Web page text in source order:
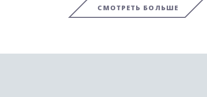
СМОТРЕТЬ БОЛЬШЕ